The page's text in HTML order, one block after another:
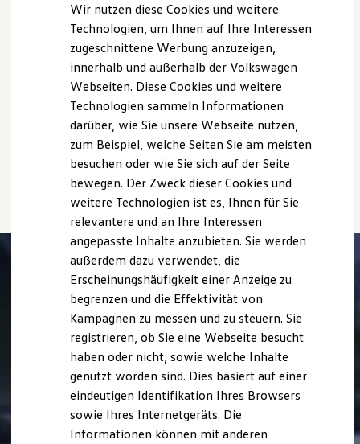
Laden unterwegs
Laden Zuhause
Ladestationen finden
Ladezeitensimulator
Batterie
Sicherheit
Nachhaltigkeit
Technologie
Kosten und Kauf
Verbrauchskosten
Kaufoptionen
E-Auto-Förderung
Software und Konnektivität
Die ID. Software 6
ID. Software Versionen und Updates
Digitale Extras
Schnittstellen zu Ihrem ID.
Marke und Erlebnis
Volkswagen R und R Experience
R-Modelle
R Experience
Driving Experience
Volkswagen entdecken
Werkbesichtigung
Lifestyle Shop
T-Roc Kollektion
Golf Kollektion
Die angegebenen Verbrauchs- und Emissionswerte beziehen
sich nicht auf ein einzelnes Fahrzeug und sind nicht Bestandteil
des Angebots, sondern dienen allein Vergleichszwecken
zwischen den verschiedenen Fahrzeugtypen.
(Anbauteile, Reifenformat
usw.) können relevante Fahrzeugparameter, wie
Rollwiderstand und Aerodynamik verändern und neben
Witterungs- und Verkehrsbedingungen sowie dem
individuellen Fahrverhalten den Kraftstoffverbrauch, den
Stromverbrauch, die CO₂-Emissionen und die
Fahrleistungswerte eines Fahrzeugs beeinflussen.
Wir nutzen diese Cookies und weitere
Technologien, um Ihnen auf Ihre Interessen
zugeschnittene Werbung anzuzeigen,
innerhalb und außerhalb der Volkswagen
Webseiten. Diese Cookies und weitere
Technologien sammeln Informationen
darüber, wie Sie unsere Webseite nutzen,
zum Beispiel, welche Seiten Sie am meisten
besuchen oder wie Sie sich auf der Seite
bewegen. Der Zweck dieser Cookies und
weitere Technologien ist es, Ihnen für Sie
relevantere und an Ihre Interessen
angepasste Inhalte anzubieten. Sie werden
außerdem dazu verwendet, die
Erscheinungshäufigkeit einer Anzeige zu
begrenzen und die Effektivität von
Kampagnen zu messen und zu steuern. Sie
registrieren, ob Sie eine Webseite besucht
haben oder nicht, sowie welche Inhalte
genutzt worden sind. Dies basiert auf einer
eindeutigen Identifikation Ihres Browsers
sowie Ihres Internetgeräts. Die
Informationen können mit anderen